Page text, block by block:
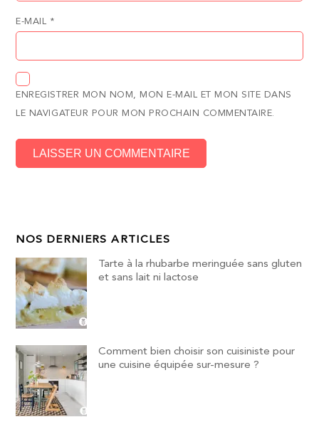
E-MAIL *
ENREGISTRER MON NOM, MON E-MAIL ET MON SITE DANS
LE NAVIGATEUR POUR MON PROCHAIN COMMENTAIRE.
NOS DERNIERS ARTICLES
Tarte à la rhubarbe meringuée sans gluten
et sans lait ni lactose
Comment bien choisir son cuisiniste pour
une cuisine équipée sur-mesure ?